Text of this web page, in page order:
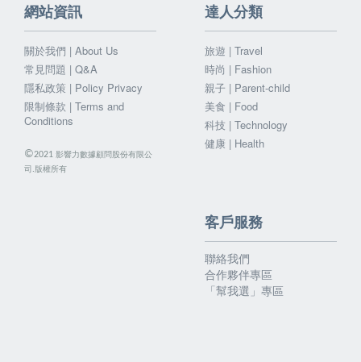
網站資訊
關於我們 | About Us
常見問題 | Q&A
隱私政策 | Policy Privacy
限制條款 | Terms and
Conditions
©2021 影響力數據顧問股份有限公
司.版權所有
達人分類
旅遊 | Travel
時尚 | Fashion
親子 | Parent-child
美食 | Food
科技 | Technology
健康 | Health
客戶服務
聯絡我們
合作夥伴專區
「幫我選」專區